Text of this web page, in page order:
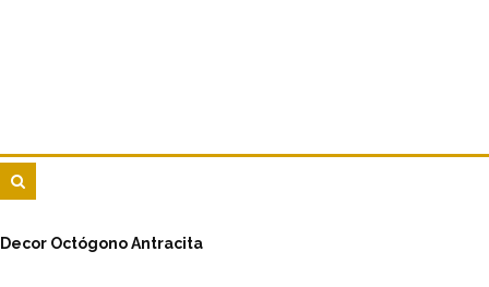
Decor Octógono Antracita